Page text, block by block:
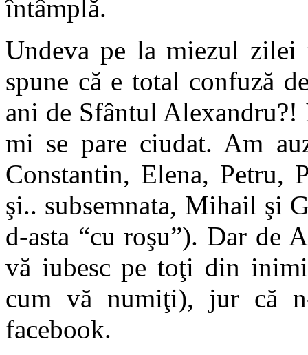
întâmplă.
Undeva pe la miezul zilei
spune că e total confuză
ani de Sfântul Alexandru?!
mi se pare ciudat. Am
Constantin, Elena, Petru,
şi.. subsemnata, Mihail şi
d-asta “cu roşu”). Dar de
vă iubesc pe toţi din
cum vă numiţi), jur că
facebook.